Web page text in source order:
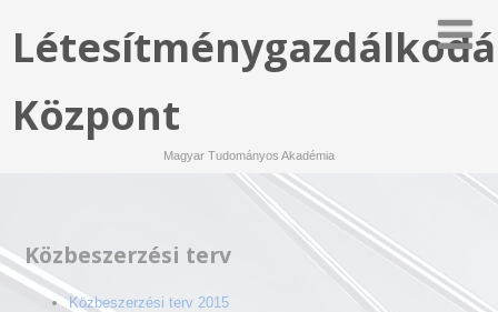
Központ
Magyar Tudományos Akadémia
Közbeszerzési terv
Közbeszerzési terv 2015